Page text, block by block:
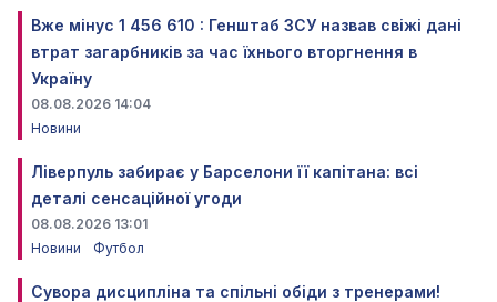
Вже мінус 1 456 610 : Генштаб ЗСУ назвав свіжі дані
втрат загарбників за час їхнього вторгнення в
Україну
08.08.2026 14:04
Новини
Ліверпуль забирає у Барселони її капітана: всі
деталі сенсаційної угоди
08.08.2026 13:01
Новини
Футбол
Сувора дисципліна та спільні обіди з тренерами!